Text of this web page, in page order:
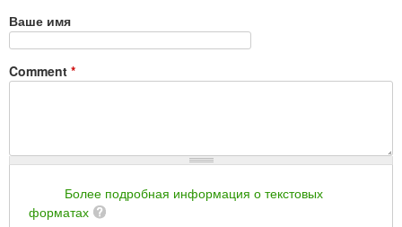
Ваше имя
Comment *
Более подробная информация о текстовых
форматах